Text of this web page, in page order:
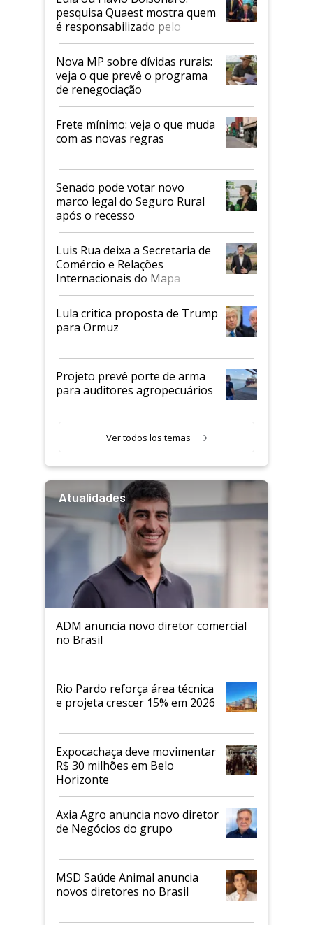
pesquisa Quaest mostra quem
é responsabilizado pelo
tarifaço dos EUA
Nova MP sobre dívidas rurais:
veja o que prevê o programa
de renegociação
Frete mínimo: veja o que muda
com as novas regras
Senado pode votar novo
marco legal do Seguro Rural
após o recesso
Luis Rua deixa a Secretaria de
Comércio e Relações
Internacionais do Mapa
Lula critica proposta de Trump
para Ormuz
Projeto prevê porte de arma
para auditores agropecuários
Ver todos los temas
Atualidades
ADM anuncia novo diretor comercial
no Brasil
Rio Pardo reforça área técnica
e projeta crescer 15% em 2026
Expocachaça deve movimentar
R$ 30 milhões em Belo
Horizonte
Axia Agro anuncia novo diretor
de Negócios do grupo
MSD Saúde Animal anuncia
novos diretores no Brasil